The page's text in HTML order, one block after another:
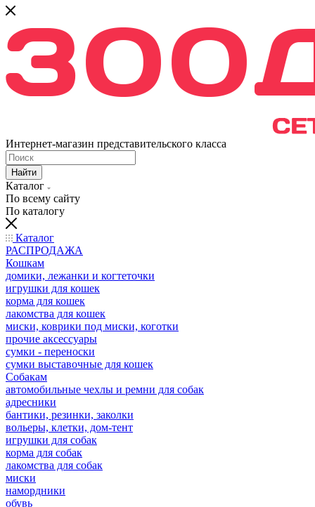
Интернет-магазин представительского класса
Найти
Каталог
По всему сайту
По каталогу
Каталог
РАСПРОДАЖА
Кошкам
домики, лежанки и когтеточки
игрушки для кошек
корма для кошек
лакомства для кошек
миски, коврики под миски, коготки
прочие аксессуары
сумки - переноски
сумки выставочные для кошек
Собакам
автомобильные чехлы и ремни для собак
адресники
бантики, резинки, заколки
вольеры, клетки, дом-тент
игрушки для собак
корма для собак
лакомства для собак
миски
намордники
обувь